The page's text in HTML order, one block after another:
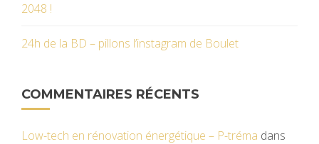
2048 !
24h de la BD – pillons l’instagram de Boulet
COMMENTAIRES RÉCENTS
Low-tech en rénovation énergétique – P-tréma dans